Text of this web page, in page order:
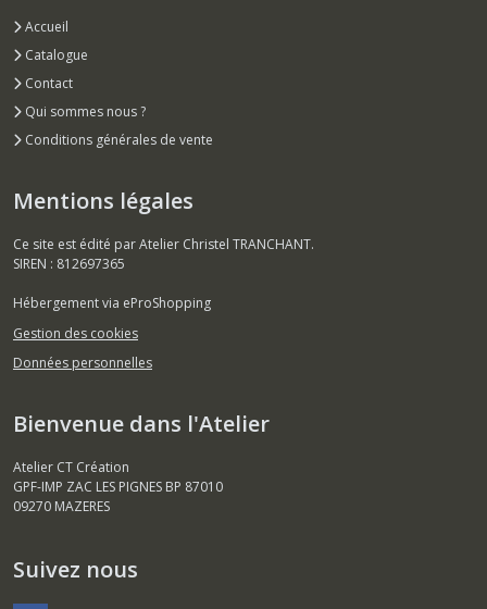
Accueil
Catalogue
Contact
Qui sommes nous ?
Conditions générales de vente
Mentions légales
Ce site est édité par Atelier Christel TRANCHANT.
SIREN : 812697365
Hébergement via eProShopping
Gestion des cookies
Données personnelles
Bienvenue dans l'Atelier
Atelier CT Création
GPF-IMP ZAC LES PIGNES BP 87010
09270 MAZERES
Suivez nous